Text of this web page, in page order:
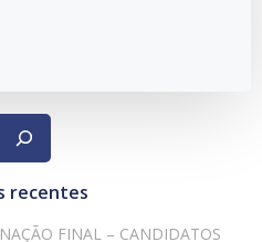
recentes
FINAL – CANDIDATOS